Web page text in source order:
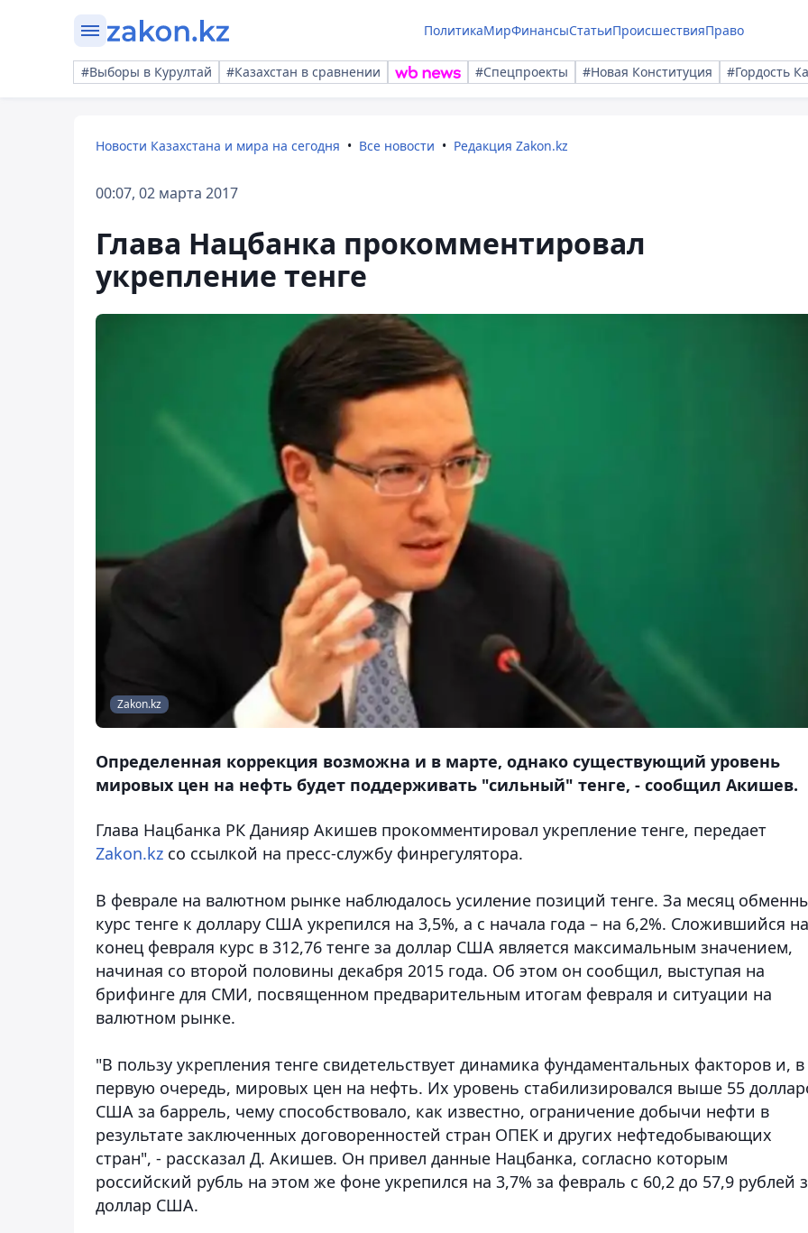
ПолитикаМирФинансыСтатьиПроисшествияПраво
#Выборы в Курултай #Казахстан в сравнении #Спецпроекты #Новая Конституция #Гордость
Новости Казахстана и мира на сегодня Все новости Редакция Zakon.kz
00:07, 02 марта 2017
Глава Нацбанка прокомментировал
укрепление тенге
Zakon.kz
Определенная коррекция возможна и в марте, однако существующий уровень
мировых цен на нефть будет поддерживать "сильный" тенге, - сообщил Акишев.
Глава Нацбанка РК Данияр Акишев прокомментировал укрепление тенге, передает
Zakon.kz со ссылкой на пресс-службу финрегулятора.
В феврале на валютном рынке наблюдалось усиление позиций тенге. За месяц
курс тенге к доллару США укрепился на 3,5%, а с начала года – на 6,2%. Сложившийся на
конец февраля курс в 312,76 тенге за доллар США является максимальным значением,
начиная со второй половины декабря 2015 года. Об этом он сообщил, выступая на
брифинге для СМИ, посвященном предварительным итогам февраля и ситуации на
валютном рынке.
"В пользу укрепления тенге свидетельствует динамика фундаментальных факторов и, в
первую очередь, мировых цен на нефть. Их уровень стабилизировался выше 55
США за баррель, чему способствовало, как известно, ограничение добычи нефти в
результате заключенных договоренностей стран ОПЕК и других нефтедобывающих
стран", - рассказал Д. Акишев. Он привел данные Нацбанка, согласно которым
российский рубль на этом же фоне укрепился на 3,7% за февраль с 60,2 до 57,9 рублей
доллар США.